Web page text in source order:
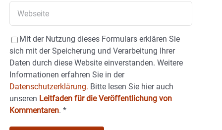
Mit der Nutzung dieses Formulars erklären Sie
sich mit der Speicherung und Verarbeitung Ihrer
Daten durch diese Website einverstanden. Weitere
Informationen erfahren Sie in der
Datenschutzerklärung. Bitte lesen Sie hier auch
unseren Leitfaden für die Veröffentlichung von
Kommentaren. *